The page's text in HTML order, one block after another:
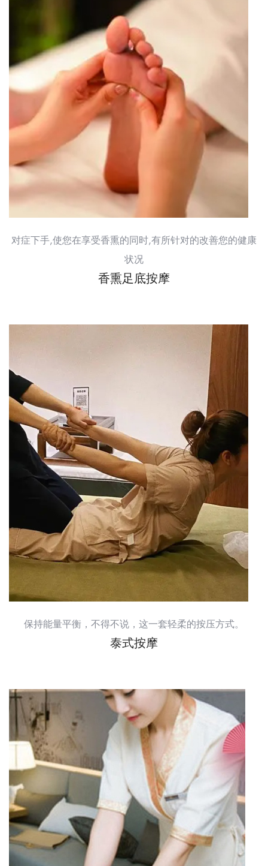
对症下手,使您在享受香熏的同时,有所针对的改善您的健康
状况
香熏足底按摩
保持能量平衡，不得不说，这一套轻柔的按压方式。
泰式按摩